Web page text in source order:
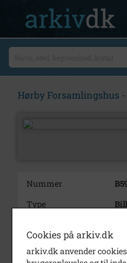
Hørby Forsamlingshus -
Nummer
Type
Bemærkning
Cookies på arkiv.dk
arkiv.dk anvender